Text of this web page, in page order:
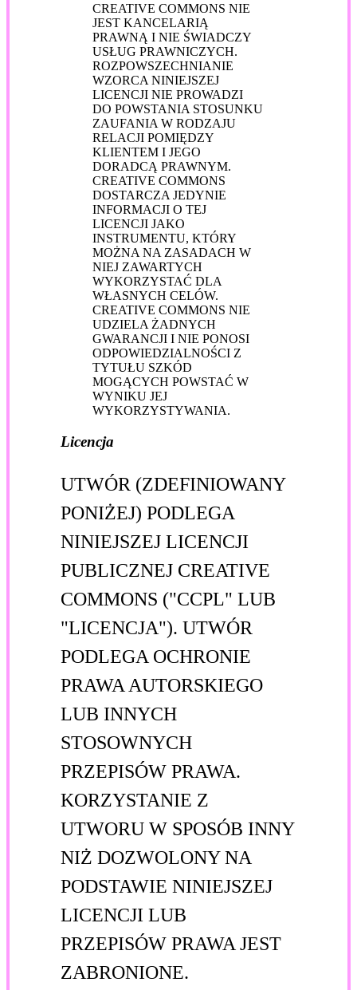
CREATIVE COMMONS NIE
JEST KANCELARIĄ
PRAWNĄ I NIE ŚWIADCZY
USŁUG PRAWNICZYCH.
ROZPOWSZECHNIANIE
WZORCA NINIEJSZEJ
LICENCJI NIE PROWADZI
DO POWSTANIA STOSUNKU
ZAUFANIA W RODZAJU
RELACJI POMIĘDZY
KLIENTEM I JEGO
DORADCĄ PRAWNYM.
CREATIVE COMMONS
DOSTARCZA JEDYNIE
INFORMACJI O TEJ
LICENCJI JAKO
INSTRUMENTU, KTÓRY
MOŻNA NA ZASADACH W
NIEJ ZAWARTYCH
WYKORZYSTAĆ DLA
WŁASNYCH CELÓW.
CREATIVE COMMONS NIE
UDZIELA ŻADNYCH
GWARANCJI I NIE PONOSI
ODPOWIEDZIALNOŚCI Z
TYTUŁU SZKÓD
MOGĄCYCH POWSTAĆ W
WYNIKU JEJ
WYKORZYSTYWANIA.
Licencja
UTWÓR (ZDEFINIOWANY
PONIŻEJ) PODLEGA
NINIEJSZEJ LICENCJI
PUBLICZNEJ CREATIVE
COMMONS ("CCPL" LUB
"LICENCJA"). UTWÓR
PODLEGA OCHRONIE
PRAWA AUTORSKIEGO
LUB INNYCH
STOSOWNYCH
PRZEPISÓW PRAWA.
KORZYSTANIE Z
UTWORU W SPOSÓB INNY
NIŻ DOZWOLONY NA
PODSTAWIE NINIEJSZEJ
LICENCJI LUB
PRZEPISÓW PRAWA JEST
ZABRONIONE.